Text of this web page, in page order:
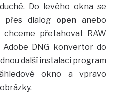
Do levého okna se
přes dialog open anebo
chceme přetahovat RAW
DNG konvertor do
další instalaci program
okno a vpravo